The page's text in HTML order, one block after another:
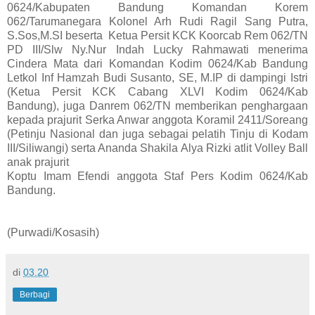
0624/Kabupaten Bandung Komandan Korem
062/Tarumanegara Kolonel Arh Rudi Ragil Sang Putra,
S.Sos,M.SI beserta Ketua Persit KCK Koorcab Rem 062/TN
PD III/Slw Ny.Nur Indah Lucky Rahmawati menerima
Cindera Mata dari Komandan Kodim 0624/Kab Bandung
Letkol Inf Hamzah Budi Susanto, SE, M.IP di dampingi Istri
(Ketua Persit KCK Cabang XLVI Kodim 0624/Kab
Bandung), juga Danrem 062/TN memberikan penghargaan
kepada prajurit Serka Anwar anggota Koramil 2411/Soreang
(Petinju Nasional dan juga sebagai pelatih Tinju di Kodam
III/Siliwangi) serta Ananda Shakila Alya Rizki atlit Volley Ball
anak prajurit
Koptu Imam Efendi anggota Staf Pers Kodim 0624/Kab
Bandung.
(Purwadi/Kosasih)
di 03.20
Berbagi